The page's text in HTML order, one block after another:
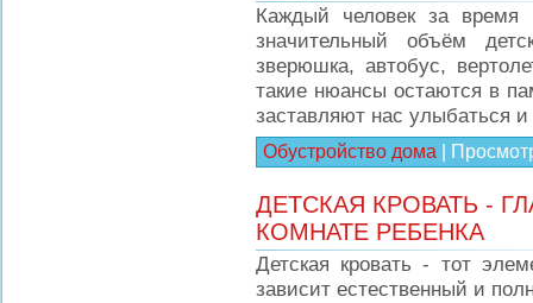
Каждый человек за
значительный объём
зверюшка, автобус,
такие нюансы остаются в
заставляют нас улыбаться
Обустройство дома
ДЕТСКАЯ КРОВАТЬ -
КОМНАТЕ РЕБЕНКА
Детская кровать - тот
зависит естественный и